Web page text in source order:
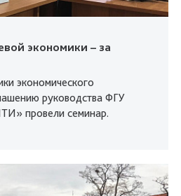
экономики – за
экономического
руководства ФГУ
провели семинар.